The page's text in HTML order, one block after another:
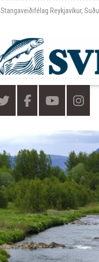
Stangaveiðifélag Reykjavíkur,